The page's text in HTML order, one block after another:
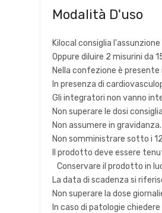
Modalità D'uso
Kilocal consiglia
Oppure diluire 2 misurini da
Nella confezione è
In presenza di
Gli integratori non vanno
Non superare le dosi
Non assumere in gravidanza.
Non somministrare sotto i
Il prodotto deve essere
Conservare il prodotto in
La data di scadenza si
Non superare la dose
In caso di patologie